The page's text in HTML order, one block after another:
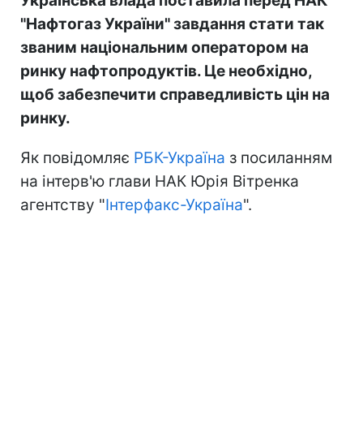
"Нафтогаз України" завдання стати так
званим національним оператором на
ринку нафтопродуктів. Це необхідно,
щоб забезпечити справедливість цін на
ринку.
Як повідомляє РБК-Україна з посиланням
на інтерв'ю глави НАК Юрія Вітренка
агентству "Інтерфакс-Україна".